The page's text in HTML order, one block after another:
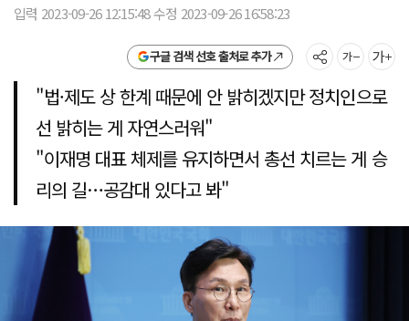
입력 2023-09-26 12:15:48 수정 2023-09-26 16:58:23
구글 검색 선호 출처로 추가
"법·제도 상 한계 때문에 안 밝히겠지만 정치인으로
선 밝히는 게 자연스러워"
"이재명 대표 체제를 유지하면서 총선 치르는 게 승
리의 길…공감대 있다고 봐"